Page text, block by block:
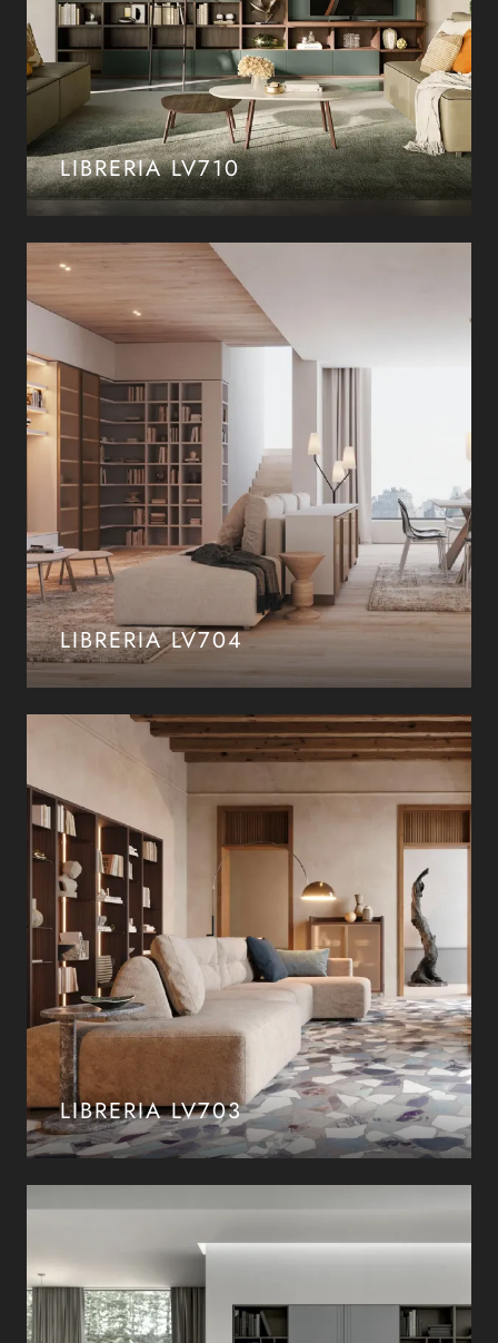
LIBRERIA LV710
LIBRERIA LV704
LIBRERIA LV703